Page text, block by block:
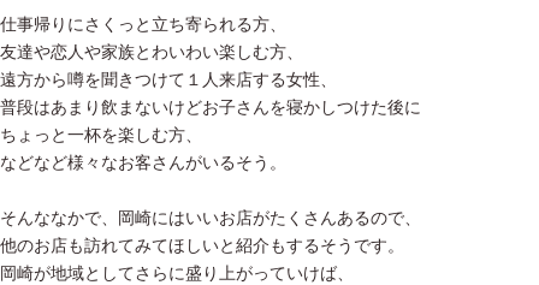
仕事帰りにさくっと立ち寄られる方、
友達や恋人や家族とわいわい楽しむ方、
遠方から噂を聞きつけて１人来店する女性、
普段はあまり飲まないけどお子さんを寝かしつけた後に
ちょっと一杯を楽しむ方、
などなど様々なお客さんがいるそう。
そんななかで、岡崎にはいいお店がたくさんあるので、
他のお店も訪れてみてほしいと紹介もするそうです。
岡崎が地域としてさらに盛り上がっていけば、